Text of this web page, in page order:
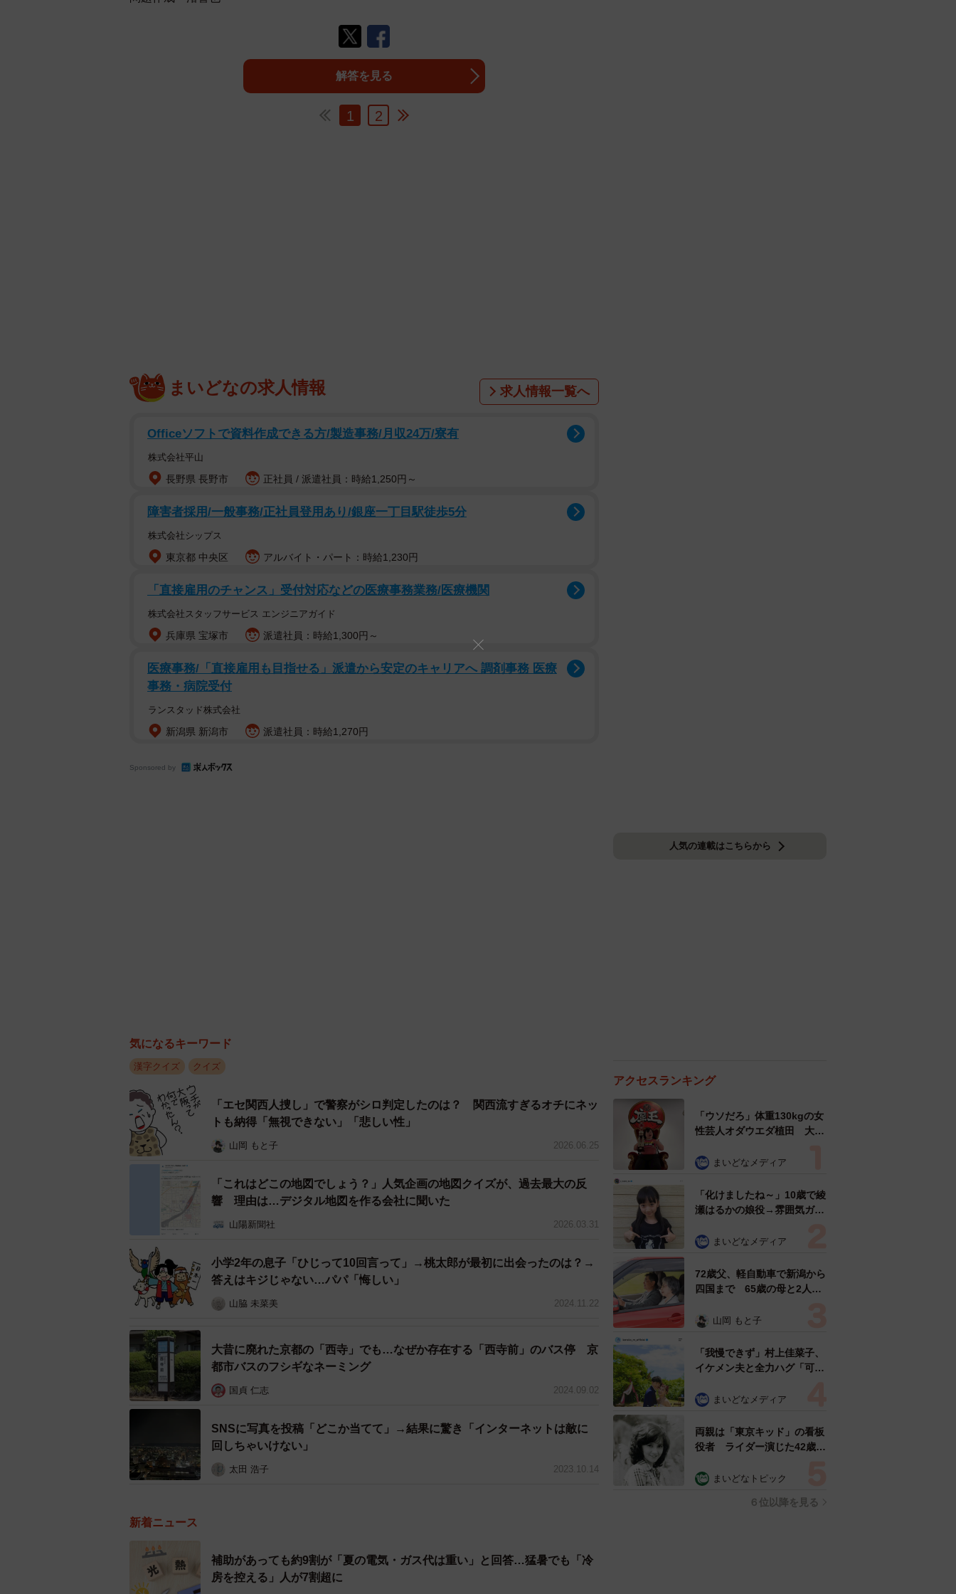
解答を見る
1 2
まいどなの求人情報 求人情報一覧へ
Officeソフトで資料作成できる方/製造事務/月収24万/寮有
株式会社平山
長野県 長野市 正社員 / 派遣社員：時給1,250円～
障害者採用/一般事務/正社員登用あり/銀座一丁目駅徒歩5分
株式会社シップス
東京都 中央区 アルバイト・パート：時給1,230円
「直接雇用のチャンス」受付対応などの医療事務業務/医療機関
株式会社スタッフサービス エンジニアガイド
兵庫県 宝塚市 派遣社員：時給1,300円～
医療事務/「直接雇用も目指せる」派遣から安定のキャリアへ 調剤事務 医療
事務・病院受付
ランスタッド株式会社
新潟県 新潟市 派遣社員：時給1,270円
Sponsored by
気になるキーワード
漢字クイズ クイズ
「エセ関西人捜し」で警察がシロ判定したのは？ 関西流すぎるオチにネッ
トも納得「無視できない」「悲しい性」
山岡 もと子 2026.06.25
「これはどこの地図でしょう？」人気企画の地図クイズが、過去最大の反
響 理由は…デジタル地図を作る会社に聞いた
山陽新聞社 2026.03.31
小学2年の息子「ひじって10回言って」→桃太郎が最初に出会ったのは？→
答えはキジじゃない…パパ「悔しい」
山脇 未菜美 2024.11.22
大昔に廃れた京都の「西寺」でも…なぜか存在する「西寺前」のバス停 京
都市バスのフシギなネーミング
国貞 仁志 2024.09.02
SNSに写真を投稿「どこか当てて」→結果に驚き「インターネットは敵に
回しちゃいけない」
太田 浩子 2023.10.14
新着ニュース
補助があっても約9割が「夏の電気・ガス代は重い」と回答…猛暑でも「冷
房を控える」人が7割超に
人気の連載はこちらから
アクセスランキング
「ウソだろ」体重130kgの女
性芸人オダウエダ植田 大学
で」 まいどなメディア
「化けましたね～」10歳で綾
瀬はるかの娘役→雰囲気ガラ
雰囲気が」「宝塚に入れそ
まいどなメディア
72歳父、軽自動車で新潟から
四国まで 65歳の母と2人で
憩まで分刻み… 「大学生で
山岡 もと子
「我慢できず」村上佳菜子、
イケメン夫と全力ハグ「可愛
まいどなメディア
両親は「東京キッド」の看板
役者 ライダー演じた42歳元
ングフォト」計画を明言
まいどなトピック
６位以降を見る